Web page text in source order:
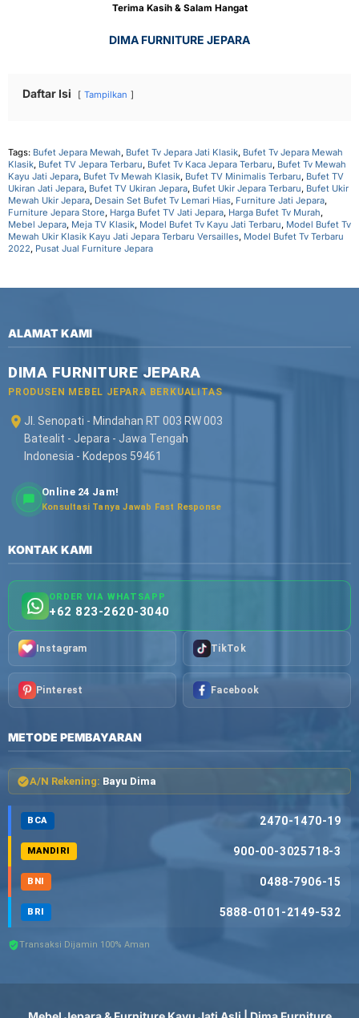
Terima Kasih & Salam Hangat
DIMA FURNITURE JEPARA
Daftar Isi Tampilkan
Tags: Bufet Jepara Mewah, Bufet Tv Jepara Jati Klasik, Bufet Tv Jepara Mewah
Klasik, Bufet TV Jepara Terbaru, Bufet Tv Kaca Jepara Terbaru, Bufet Tv Mewah
Kayu Jati Jepara, Bufet Tv Mewah Klasik, Bufet TV Minimalis Terbaru, Bufet TV
Ukiran Jati Jepara, Bufet TV Ukiran Jepara, Bufet Ukir Jepara Terbaru, Bufet Ukir
Mewah Ukir Jepara, Desain Set Bufet Tv Lemari Hias, Furniture Jati Jepara,
Furniture Jepara Store, Harga Bufet TV Jati Jepara, Harga Bufet Tv Murah,
Mebel Jepara, Meja TV Klasik, Model Bufet Tv Kayu Jati Terbaru, Model Bufet Tv
Mewah Ukir Klasik Kayu Jati Jepara Terbaru Versailles, Model Bufet Tv Terbaru
2022, Pusat Jual Furniture Jepara
ALAMAT KAMI
DIMA FURNITURE JEPARA
PRODUSEN MEBEL JEPARA BERKUALITAS
Jl. Senopati - Mindahan RT 003 RW 003
Batealit - Jepara - Jawa Tengah
Indonesia - Kodepos 59461
Online 24 Jam!
Konsultasi Tanya Jawab Fast Response
KONTAK KAMI
ORDER VIA WHATSAPP
+62 823-2620-3040
Instagram TikTok
Pinterest Facebook
METODE PEMBAYARAN
A/N Rekening: Bayu Dima
BCA 2470-1470-19
MANDIRI 900-00-3025718-3
BNI 0488-7906-15
BRI 5888-0101-2149-532
Transaksi Dijamin 100% Aman